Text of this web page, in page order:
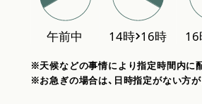
※天候などの事情により指定時間内に
※お急ぎの場合は、日時指定がない方